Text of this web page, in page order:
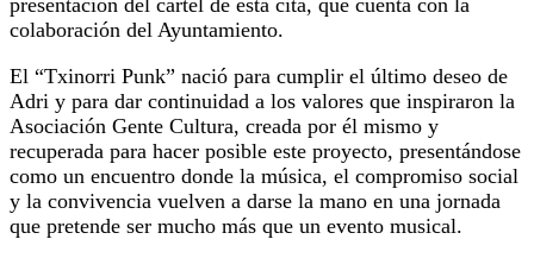
colaboración del Ayuntamiento.
El “Txinorri Punk” nació para cumplir el último deseo de
Adri y para dar continuidad a los valores que inspiraron la
Asociación Gente Cultura, creada por él mismo y
recuperada para hacer posible este proyecto, presentándose
como un encuentro donde la música, el compromiso social
y la convivencia vuelven a darse la mano en una jornada
que pretende ser mucho más que un evento musical.